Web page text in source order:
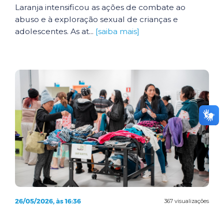
Laranja intensificou as ações de combate ao
abuso e à exploração sexual de crianças e
adolescentes. As at... [saiba mais]
367 visualizações
26/05/2026, às 16:36